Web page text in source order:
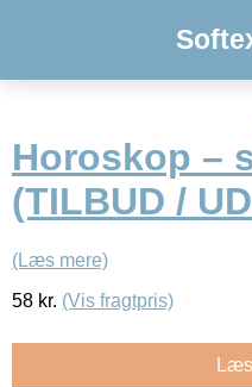
Horoskop –
(TILBUD /
(Læs mere)
58 kr. (Vis fragtpris)